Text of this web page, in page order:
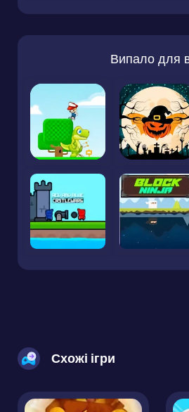
Випало для
Схожі ігри